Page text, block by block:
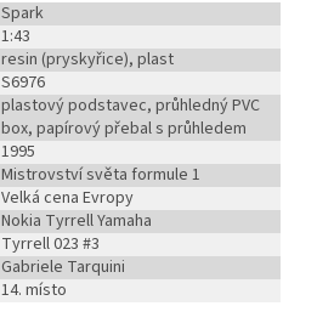
Spark
1:43
resin (pryskyřice), plast
S6976
plastový podstavec, průhledný PVC
box, papírový přebal s průhledem
1995
Mistrovství světa formule 1
Velká cena Evropy
Nokia Tyrrell Yamaha
Tyrrell 023 #3
Gabriele Tarquini
14. místo